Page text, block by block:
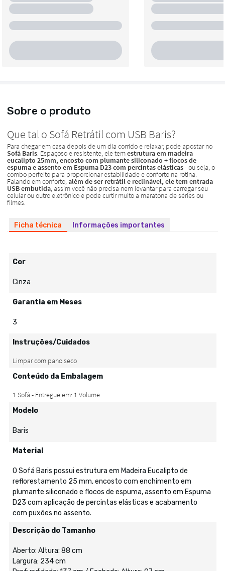
Sobre o produto
Ficha técnica Informações importantes
Cor
Cinza
Garantia em Meses
3
Instruções/Cuidados
Conteúdo da Embalagem
Modelo
Baris
Material
O Sofá Baris possui estrutura em Madeira Eucalipto de
reflorestamento 25 mm, encosto com enchimento em
plumante siliconado e flocos de espuma, assento em Espuma
D23 com aplicação de percintas elásticas e acabamento
com puxões no assento.
Descrição do Tamanho
Aberto: Altura: 88 cm
Largura: 234 cm